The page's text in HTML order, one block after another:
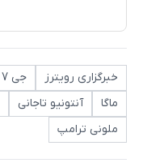
خبرگزاری رویترز جی 7
ماگا
آنتونیو تاجانی
ملونی ترامپ